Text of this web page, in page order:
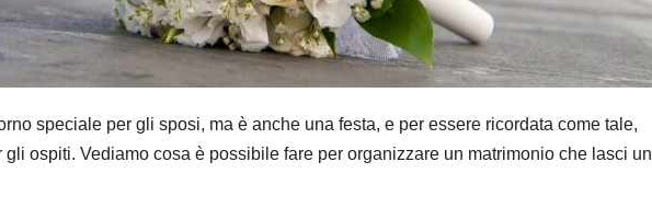
speciale per gli sposi, ma è anche una festa, e per essere ricordata come tale,
ospiti. Vediamo cosa è possibile fare per organizzare un matrimonio che lasci un